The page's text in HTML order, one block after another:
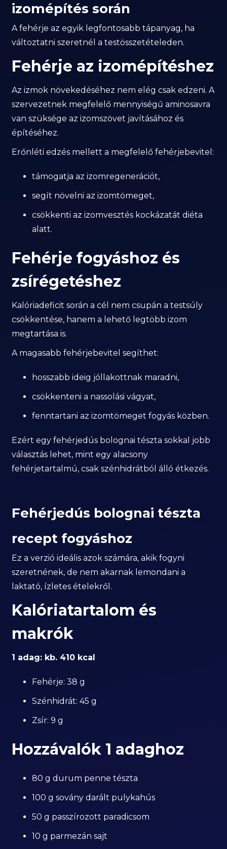
izomépítés során
A fehérje az egyik legfontosabb tápanyag, ha
változtatni szeretnél a testösszetételeden.
Fehérje az izomépítéshez
Az izmok növekedéséhez nem elég csak edzeni. A
szervezetnek megfelelő mennyiségű aminosavra
van szüksége az izomszövet javításához és
építéséhez.
Erőnléti edzés mellett a megfelelő fehérjebevitel:
támogatja az izomregenerációt,
segít növelni az izomtömeget,
csökkenti az izomvesztés kockázatát diéta
alatt.
Fehérje fogyáshoz és
zsírégetéshez
Kalóriadeficit során a cél nem csupán a testsúly
csökkentése, hanem a lehető legtöbb izom
megtartása is.
A magasabb fehérjebevitel segíthet:
hosszabb ideig jóllakottnak maradni,
csökkenteni a nassolási vágyat,
fenntartani az izomtömeget fogyás közben.
Ezért egy fehérjedús bolognai tészta sokkal jobb
választás lehet, mint egy alacsony
fehérjetartalmú, csak szénhidrátból álló étkezés.
Fehérjedús bolognai tészta
recept fogyáshoz
Ez a verzió ideális azok számára, akik fogyni
szeretnének, de nem akarnak lemondani a
laktató, ízletes ételekről.
Kalóriatartalom és
makrók
1 adag: kb. 410 kcal
Fehérje: 38 g
Szénhidrát: 45 g
Zsír: 9 g
Hozzávalók 1 adaghoz
80 g durum penne tészta
100 g sovány darált pulykahús
50 g passzírozott paradicsom
10 g parmezán sajt